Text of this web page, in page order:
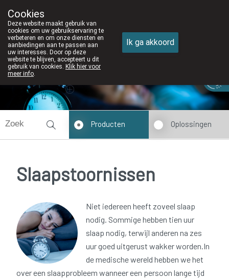
050/82 28 83
Vandaag
Producten Oplossingen
Slaapstoornissen
Niet iedereen heeft zoveel slaap
nodig. Sommige hebben tien uur
slaap nodig, terwijl anderen na zes
uur goed uitgerust wakker worden.In
de medische wereld hebben we het
over een slaapprobleem wanneer een persoon lange tijd
Cookies
Deze website maakt gebruik van
cookies om uw gebruikservaring te
verbeteren en om onze diensten en
aanbiedingen aan te passen aan
uw interesses. Door op deze
website te blijven, accepteert u dit
gebruik van cookies. Klik hier voor
meer info.
Ik ga akkoord